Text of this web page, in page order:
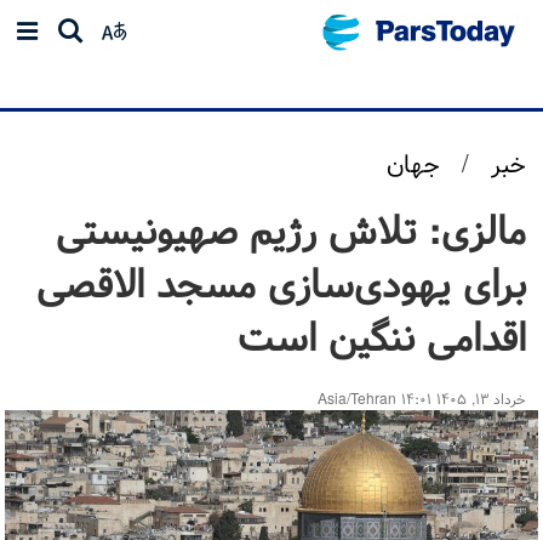
خبر / جهان
مالزی: تلاش رژیم صهیونیستی
برای یهودی‌سازی مسجد الاقصی
اقدامی ننگین است
خرداد ۱۳, ۱۴۰۵ ۱۴:۰۱ Asia/Tehran